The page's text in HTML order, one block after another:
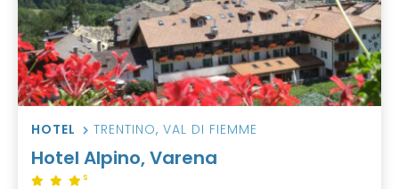
HOTEL TRENTINO, VAL DI FIEMME
Hotel Alpino, Varena
S